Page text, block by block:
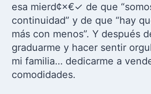
esa mierd¢×€✓ de que
continuidad” y de que “hay
más con menos”. Y después
graduarme y hacer sentir
mi familia… dedicarme a
comodidades.